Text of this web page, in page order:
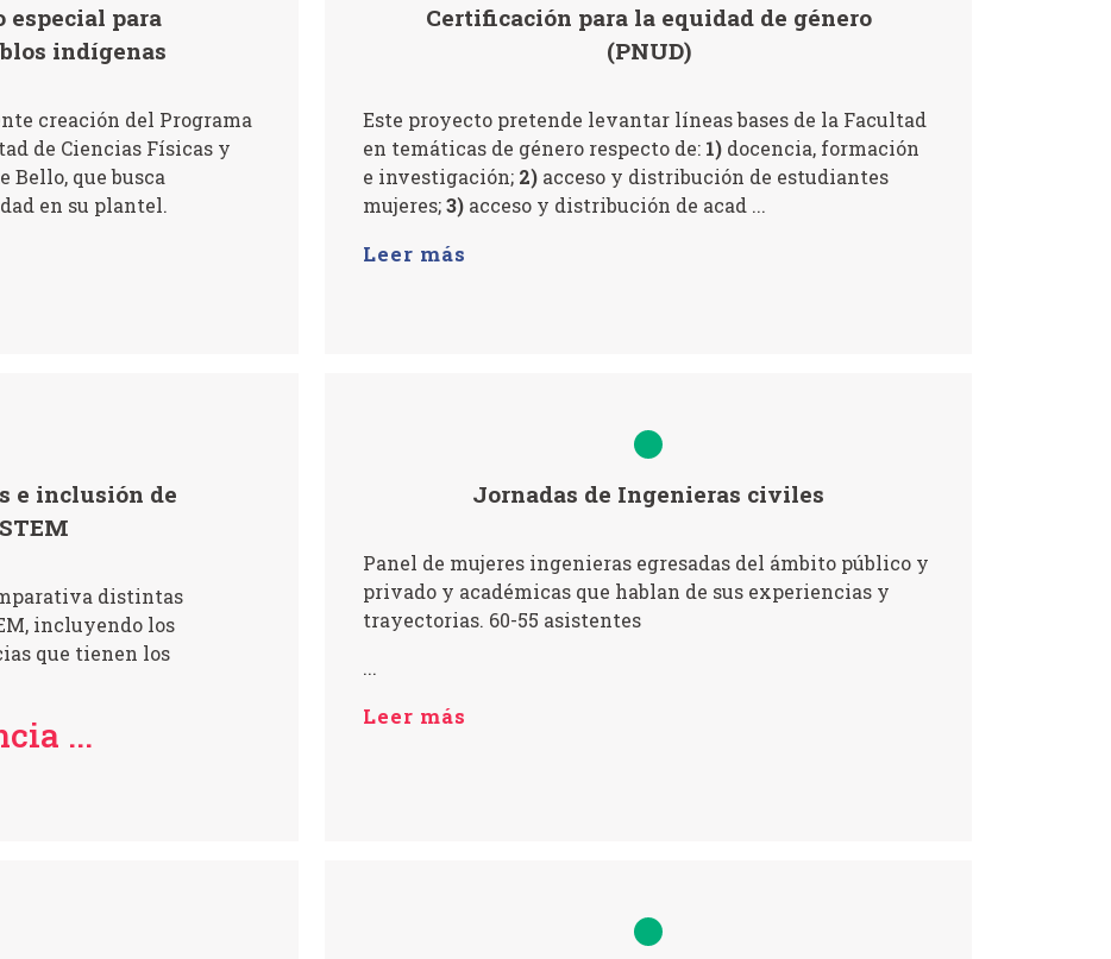
especial para
indígenas
creación del Programa
de Ciencias Físicas y
Bello, que busca
en su plantel.
Certificación para la equidad de género
(PNUD)
Este proyecto pretende levantar líneas bases de la Facultad
en temáticas de género respecto de: 1) docencia, formación
e investigación; 2) acceso y distribución de estudiantes
mujeres;3) acceso y distribución de acad ...
Leer más
e inclusión de
distintas
incluyendo los
que tienen los
...
Jornadas de Ingenieras civiles
Panel de mujeres ingenieras egresadas del ámbito público y
privado y académicas que hablan de sus experiencias y
trayectorias. 60-55 asistentes
...
Leer más